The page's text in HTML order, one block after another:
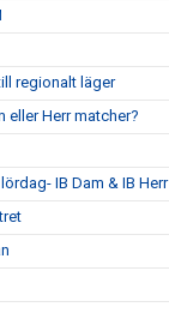
regionalt läger
eller Herr matcher?
IB Dam & IB Herr